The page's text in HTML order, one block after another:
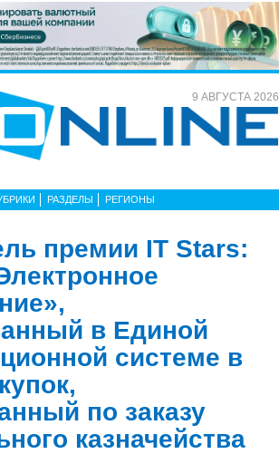
9 АВГУСТА 2026
РАЗДЕЛЫ РЕГИОНЫ
премии IT Stars:
в Единой
системе в
по заказу
казначейства